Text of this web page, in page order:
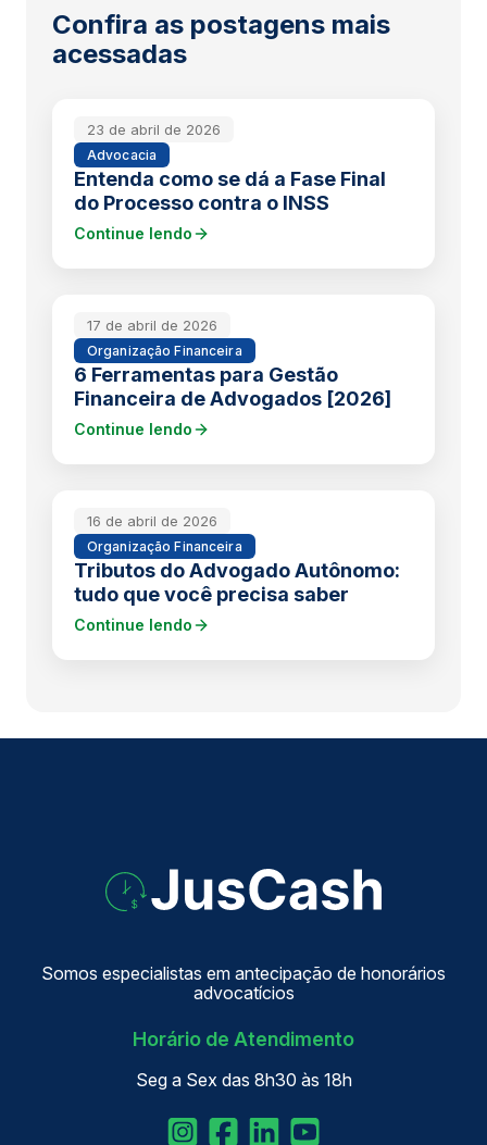
Confira as postagens mais
acessadas
23 de abril de 2026
Advocacia
Entenda como se dá a Fase Final
do Processo contra o INSS
Continue lendo
17 de abril de 2026
Organização Financeira
6 Ferramentas para Gestão
Financeira de Advogados [2026]
Continue lendo
16 de abril de 2026
Organização Financeira
Tributos do Advogado Autônomo:
tudo que você precisa saber
Continue lendo
Somos especialistas em antecipação de honorários
advocatícios
Horário de Atendimento
Seg a Sex das 8h30 às 18h